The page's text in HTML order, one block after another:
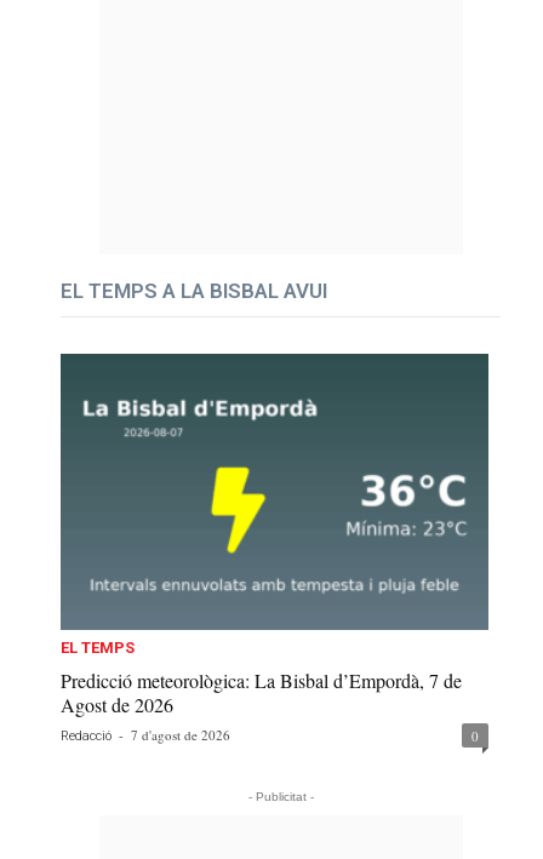
EL TEMPS A LA BISBAL AVUI
EL TEMPS
Predicció meteorològica: La Bisbal d’Empordà, 7 de
Agost de 2026
Redacció - 7 d'agost de 2026 0
- Publicitat -